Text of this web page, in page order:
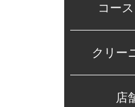
コー
クリー
店